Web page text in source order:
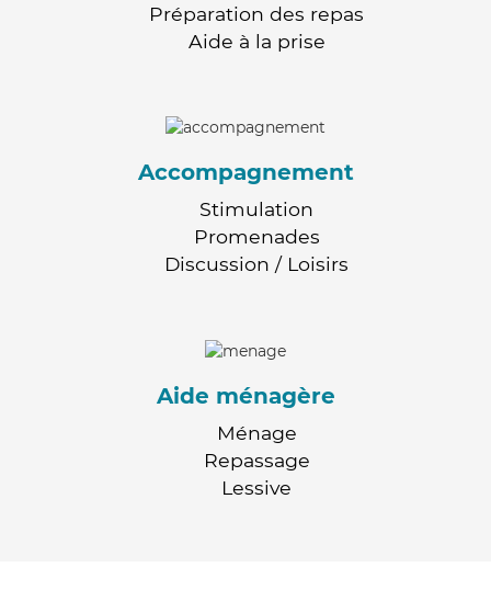
Préparation des repas
Aide à la prise
Accompagnement
Stimulation
Promenades
Discussion / Loisirs
Aide ménagère
Ménage
Repassage
Lessive